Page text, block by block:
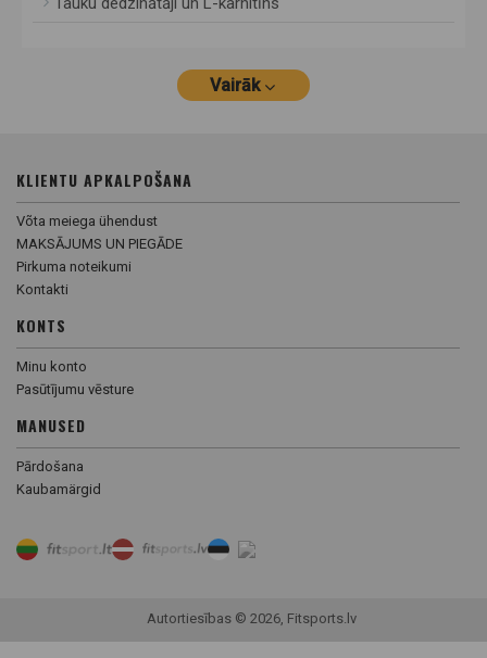
Vairāk
KLIENTU APKALPOŠANA
Võta meiega ühendust
MAKSĀJUMS UN PIEGĀDE
Pirkuma noteikumi
Kontakti
KONTS
Minu konto
Pasūtījumu vēsture
MANUSED
Pārdošana
Kaubamärgid
Autortiesības © 2026, Fitsports.lv